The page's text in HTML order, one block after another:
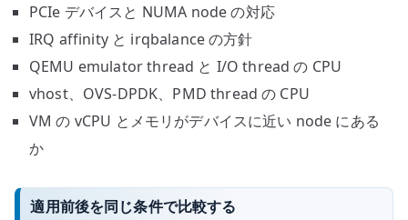
PCIe デバイスと NUMA node の対応
IRQ affinity と irqbalance の方針
QEMU emulator thread と I/O thread の CPU
vhost、OVS-DPDK、PMD thread の CPU
VM の vCPU とメモリがデバイスに近い node にある
か
適用前後を同じ条件で比較する